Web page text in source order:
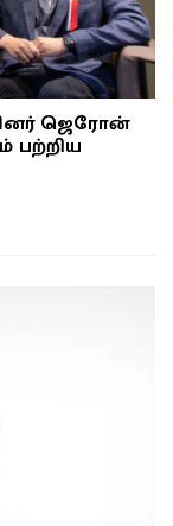
ஜெரோன்
பற்றிய